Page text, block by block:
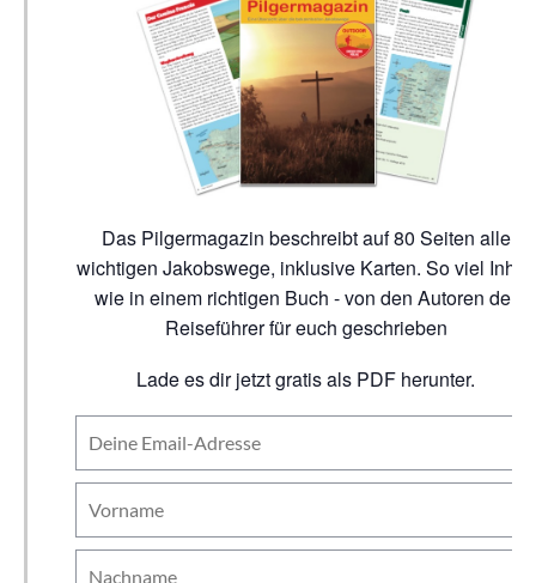
Das Pilgermagazin beschreibt auf 80 Seiten alle
wichtigen Jakobswege, inklusive Karten. So viel Inhalt
wie in einem richtigen Buch - von den Autoren der
Reiseführer für euch geschrieben
Lade es dir jetzt gratis als PDF herunter.